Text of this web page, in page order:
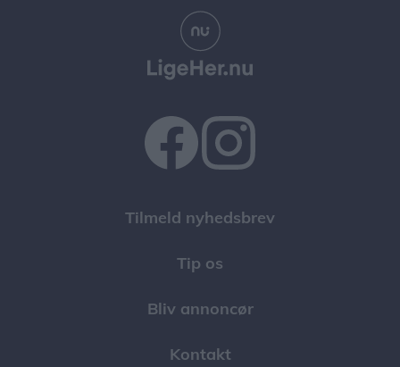
Tilmeld nyhedsbrev
Tip os
Bliv annoncør
Kontakt